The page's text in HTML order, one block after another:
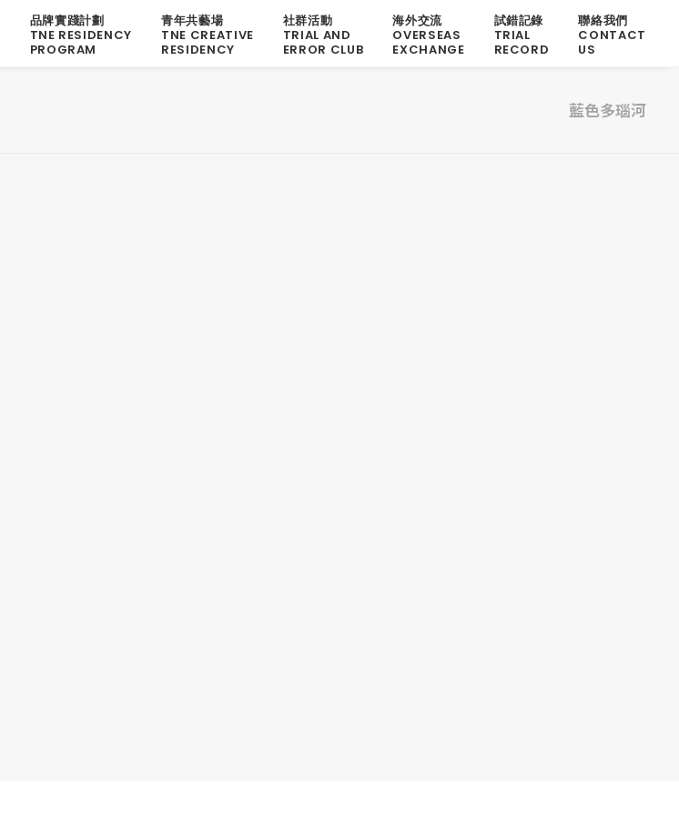
品牌實踐計劃
TNE RESIDENCY
PROGRAM
青年共藝場
TNE CREATIVE
RESIDENCY
社群活動
TRIAL AND
ERROR CLUB
海外交流
OVERSEAS
EXCHANGE
試錯記錄
TRIAL
RECORD
聯絡我們
CONTACT
US
藍色多瑙河